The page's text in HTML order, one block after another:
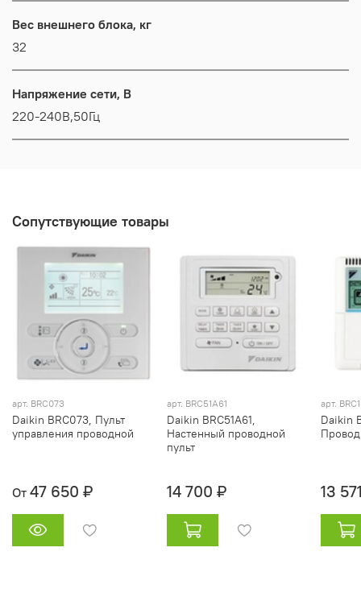
Вес внешнего блока, кг
32
Напряжение сети, В
220-240В,50Гц
Сопутствующие товары
арт. BRC073
Daikin BRC073, Пульт
управления проводной
От 47 650 ₽
арт. BRC51A61
Daikin BRC51A61,
Настенный проводной
пульт
14 700 ₽
арт.
Daikin
13